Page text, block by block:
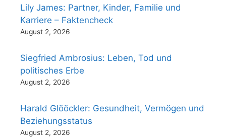
Lily James: Partner, Kinder, Familie und
Karriere – Faktencheck
August 2, 2026
Siegfried Ambrosius: Leben, Tod und
politisches Erbe
August 2, 2026
Harald Glööckler: Gesundheit, Vermögen und
Beziehungsstatus
August 2, 2026